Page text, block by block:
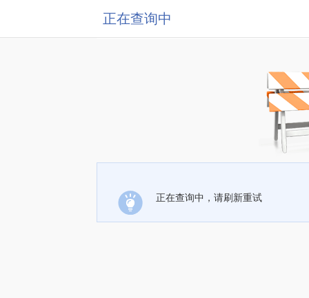
正在查询中
正在查询中，请刷新重试